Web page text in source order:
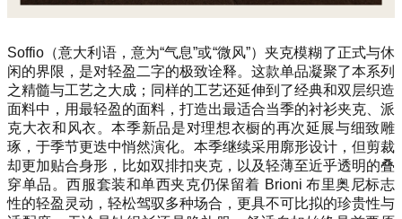
Soffio（意大利语，意为“气息”或“微风”）夹克模糊了正式与休
闲的界限，是对轻盈二字的极致诠释。这款单品凝聚了本系列
之精髓与工艺之大成；同样的工艺还延伸到了经典和双层织造
面料中，用最轻盈的面料，打造出最适合当季的衬衫夹克、派
克大衣和风衣。本季新品是对理想衣橱的再次延展与细致雕
琢，于季节更迭中悄然演化。本季继续采用廓形设计，但剪裁
却更加贴合身形，比如双排扣夹克，以及轻薄至近乎透明的叠
穿单品。西服套装和单西夹克仍保留着 Brioni 布里奥尼标志
性的轻盈灵动，轻松驾驭多种场合，更具不可比拟的珍贵性与